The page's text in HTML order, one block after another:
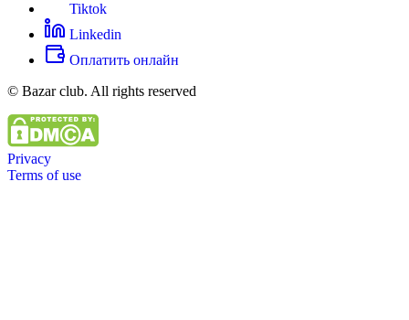
Tiktok
Linkedin
Оплатить онлайн
© Bazar club. All rights reserved
Privacy
Terms of use